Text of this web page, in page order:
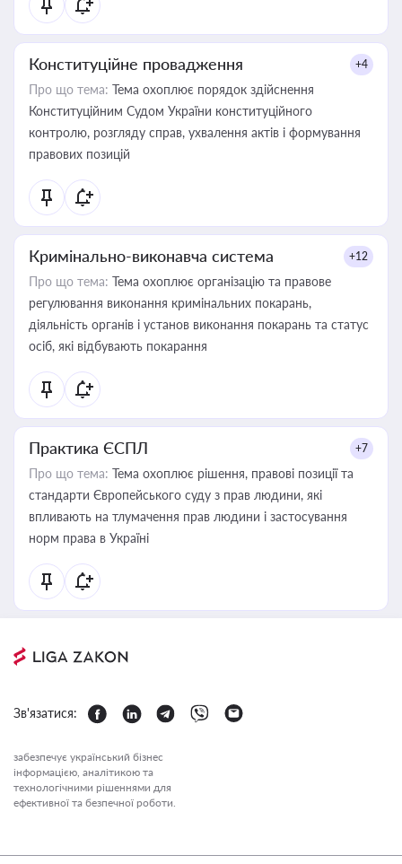
Конституційне провадження +4
Про що тема: Тема охоплює порядок здійснення
Конституційним Судом України конституційного
контролю, розгляду справ, ухвалення актів і формування
правових позицій
Кримінально-виконавча система +12
Про що тема: Тема охоплює організацію та правове
регулювання виконання кримінальних покарань,
діяльність органів і установ виконання покарань та статус
осіб, які відбувають покарання
Практика ЄСПЛ +7
Про що тема: Тема охоплює рішення, правові позиції та
стандарти Європейського суду з прав людини, які
впливають на тлумачення прав людини і застосування
норм права в Україні
Зв'язатися:
забезпечує український бізнес
інформацією, аналітикою та
технологічними рішеннями для
ефективної та безпечної роботи.